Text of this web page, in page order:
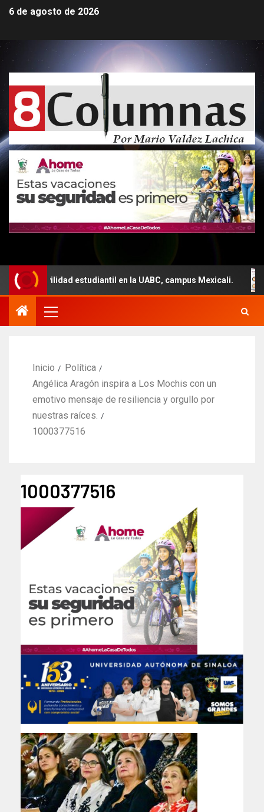
6 de agosto de 2026
estudiantil en la UABC, campus Mexicali.
Inicio
Política
Angélica Aragón inspira a Los Mochis con un
emotivo mensaje de resiliencia y orgullo por
nuestras raíces.
1000377516
1000377516